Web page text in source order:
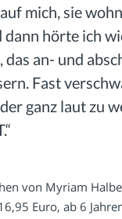
mich, sie
dann hörte ich
das an- und
Fast
ganz laut zu
von Myriam
Euro, ab 6